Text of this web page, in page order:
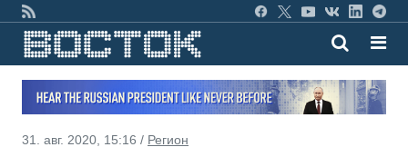
31. авг. 2020, 15:16 / Регион